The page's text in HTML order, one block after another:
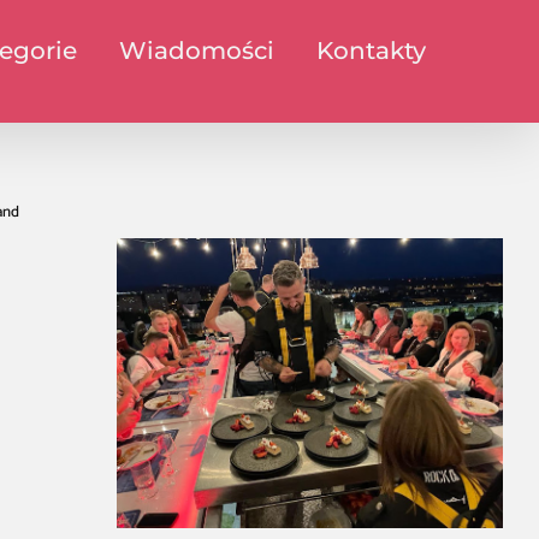
Wiadomości Kontakty